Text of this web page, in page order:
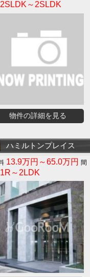
2SLDK～2SLDK
物件の詳細を見る
ハミルトンプレイス
13.9万円～65.0万円
1R～2LDK